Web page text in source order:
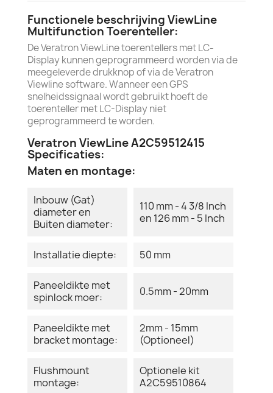
Functionele beschrijving ViewLine
Multifunction Toerenteller:
De Veratron ViewLine toerentellers met LC-
Display kunnen geprogrammeerd worden via de
meegeleverde drukknop of via de Veratron
Viewline software. Wanneer een GPS
snelheidssignaal wordt gebruikt hoeft de
toerenteller met LC-Display niet
geprogrammeerd te worden.
Veratron ViewLine A2C59512415
Specificaties:
Maten en montage:
Inbouw (Gat)
diameter en
Buiten diameter:
110 mm - 4 3/8 Inch
en 126 mm - 5 Inch
Installatie diepte: 50 mm
Paneeldikte met
spinlock moer:
0.5mm - 20mm
Paneeldikte met
bracket montage:
2mm - 15mm
(Optioneel)
Flushmount
montage:
Optionele kit
A2C59510864